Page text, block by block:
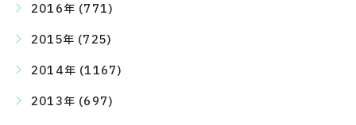
2016年 (771)
2015年 (725)
2014年 (1167)
2013年 (697)